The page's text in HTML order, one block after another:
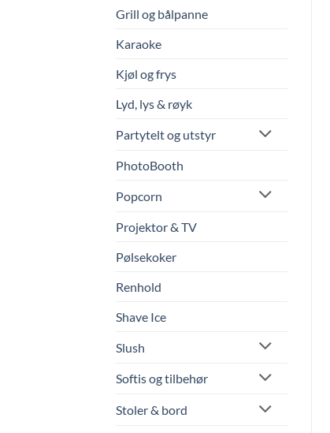
Grill og bålpanne
Karaoke
Kjøl og frys
Lyd, lys & røyk
Partytelt og utstyr
PhotoBooth
Popcorn
Projektor & TV
Pølsekoker
Renhold
Shave Ice
Slush
Softis og tilbehør
Stoler & bord